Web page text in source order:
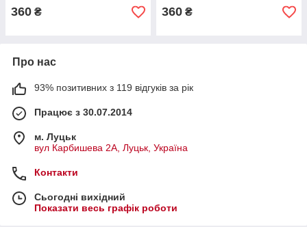
360 ₴ 360 ₴
Про нас
93% позитивних з 119 відгуків за рік
Працює з 30.07.2014
м. Луцьк
вул Карбишева 2А, Луцьк, Україна
Контакти
Сьогодні вихідний
Показати весь графік роботи